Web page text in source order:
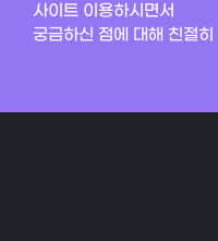
사이트 이용하시면서
궁금하신 점에 대해 친절